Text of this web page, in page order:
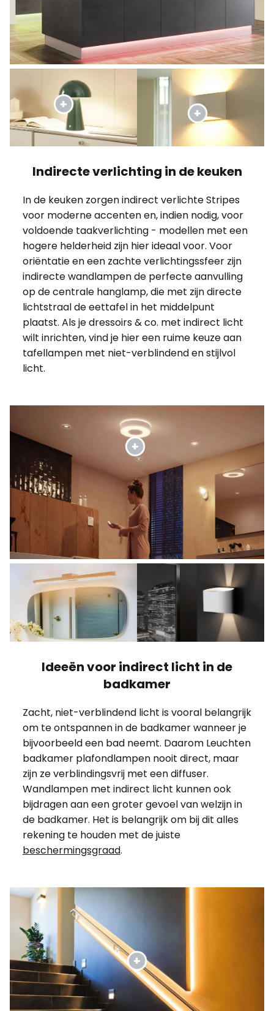
Indirecte verlichting in de keuken
In de keuken zorgen indirect verlichte Stripes
voor moderne accenten en, indien nodig, voor
voldoende taakverlichting - modellen met een
hogere helderheid zijn hier ideaal voor. Voor
oriëntatie en een zachte verlichtingssfeer zijn
indirecte wandlampen de perfecte aanvulling
op de centrale hanglamp, die met zijn directe
lichtstraal de eettafel in het middelpunt
plaatst. Als je dressoirs & co. met indirect licht
wilt inrichten, vind je hier een ruime keuze aan
tafellampen met niet-verblindend en stijlvol
licht.
Ideeën voor indirect licht in de
badkamer
Zacht, niet-verblindend licht is vooral belangrijk
om te ontspannen in de badkamer wanneer je
bijvoorbeeld een bad neemt. Daarom Leuchten
badkamer plafondlampen nooit direct, maar
zijn ze verblindingsvrij met een diffuser.
Wandlampen met indirect licht kunnen ook
bijdragen aan een groter gevoel van welzijn in
de badkamer. Het is belangrijk om bij dit alles
rekening te houden met de juiste
beschermingsgraad.